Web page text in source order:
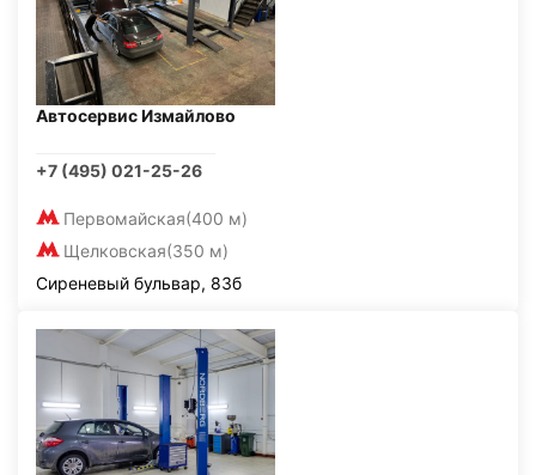
Автосервис Измайлово
+7 (495) 021-25-26
Первомайская(400 м)
Щелковская(350 м)
Сиреневый бульвар, 83б